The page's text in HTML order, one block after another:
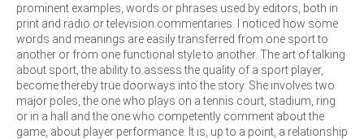
prominent examples, words or phrases used by editors, both in
print and radio or television commentaries. I noticed how some
words and meanings are easily transferred from one sport to
another or from one functional style to another. The art of talking
about sport, the ability to assess the quality of a sport player,
become thereby true doorways into the story. She involves two
major poles, the one who plays on a tennis court, stadium, ring
or in a hall and the one who competently comment about the
game, about player performance. It is, up to a point, a relationship